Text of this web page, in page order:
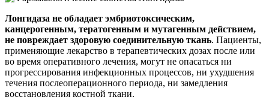
Лонгидаза не обладает эмбриотоксическим,
канцерогенным, тератогенным и мутагенным действием,
не повреждает здоровую соединительную ткань. Пациенты,
применяющие лекарство в терапевтических дозах после или
во время оперативного лечения, могут не опасаться ни
прогрессирования инфекционных процессов, ни ухудшения
течения послеоперационного периода, ни замедления
восстановления костной ткани.